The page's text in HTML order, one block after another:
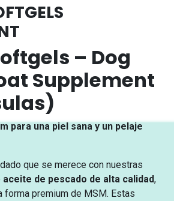
– Dog
Supplement
para una piel sana y un pelaje
que se merece con nuestras
aceite de pescado de alta calidad,
forma premium de MSM. Estas